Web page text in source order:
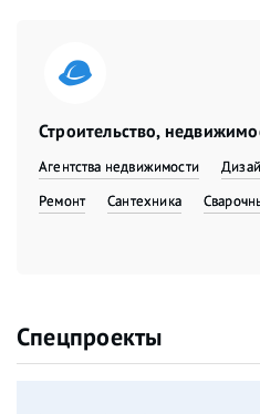
Строительство,
Агентства недвижимости
Ремонт
Сантехника
Спецпроекты